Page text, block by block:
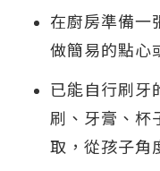
在廚房準備一
做簡易的點心
已能自行刷牙
刷、牙膏、杯
取，從孩子角